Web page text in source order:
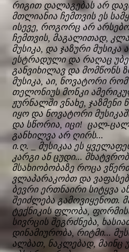
რიგით დალაგებას არ
მთლიანია ჩემთვის ეს
ისევე, როგორც არ
ჩემთვის, მაგალითად,
მუსიკა, და ჯაზური მუსიკა
ესტრადული და რაღაც
განვიხილავ და მომწონს
მუსიკა, აი, ნოვატორი
თელონიუს მონკი
ჟურნალში ვნახე,
იყო და ნოვატორი
და სწორია, იცი! ცალ-
განხილვა არ ღირს...
ი.ღ. _ მუსიკაა ეს
კარგი ან ცუდი...
მსახიობობაზე როცა
ვლაპარაკობთ და
ბევრი ერთნაირი სიტყვა
შეიძლება გამოვიყენოთ.
ტექნიკის ფლობა,
სივრცის შეგრძნება,
დინამიურობა, რიტმი...
ალბათ, ნაკლებად, მაინც